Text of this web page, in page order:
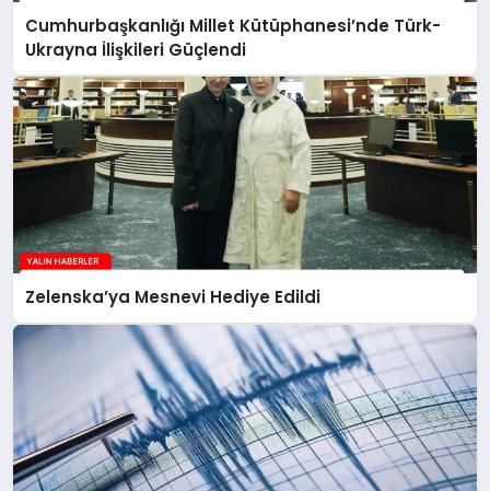
Cumhurbaşkanlığı Millet Kütüphanesi’nde Türk-
Ukrayna İlişkileri Güçlendi
Zelenska’ya Mesnevi Hediye Edildi